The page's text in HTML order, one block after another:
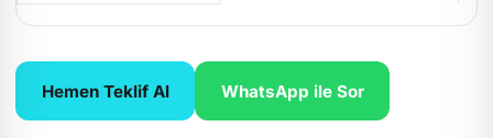
Hemen Teklif Al WhatsApp ile Sor